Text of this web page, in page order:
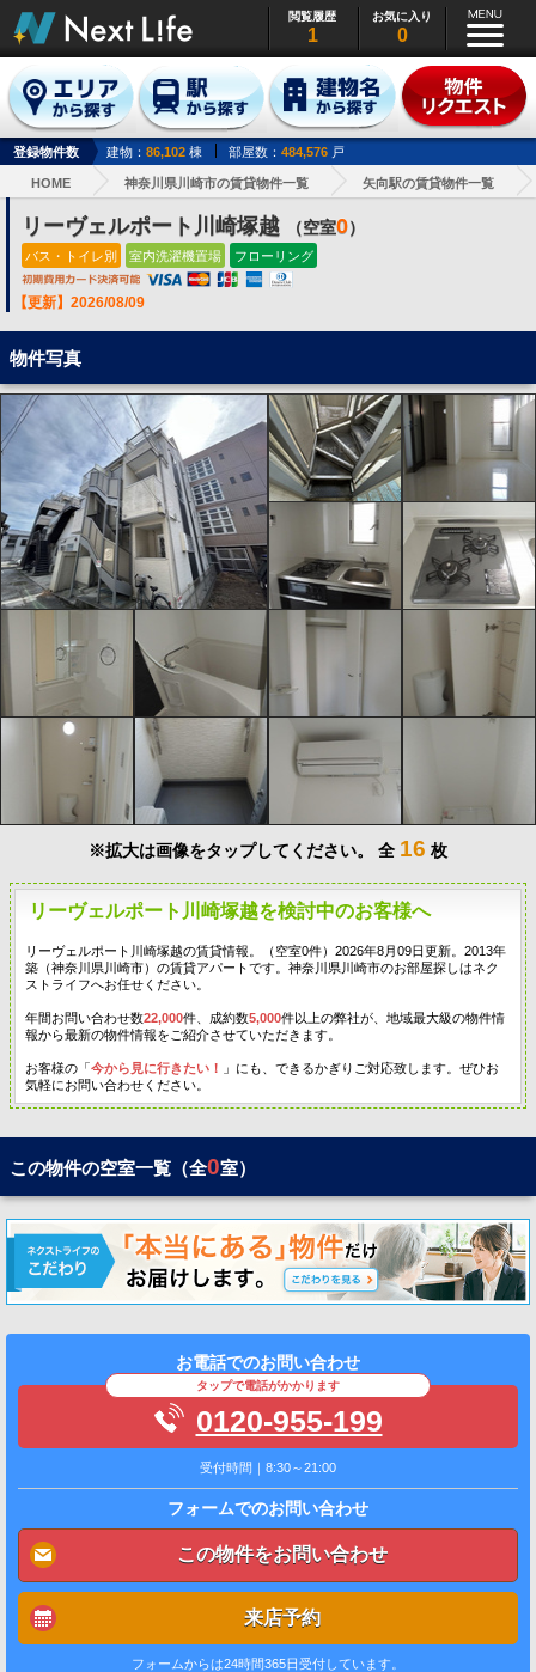
閲覧履歴
1
お気に入り
0
登録物件数 建物： 86,102 棟 部屋数： 484,576 戸
HOME 神奈川県川崎市の賃貸物件一覧 矢向駅の賃貸物件一覧
リーヴェルポート川崎塚越 （空室0）
バス・トイレ別 室内洗濯機置場 フローリング
【更新】2026/08/09
物件写真
※拡大は画像をタップしてください。 全 16 枚
リーヴェルポート川崎塚越を検討中のお客様へ
リーヴェルポート川崎塚越の賃貸情報。（空室0件）2026年8月09日更新。2013年
築（神奈川県川崎市）の賃貸アパートです。神奈川県川崎市のお部屋探しはネク
ストライフへお任せください。
年間お問い合わせ数22,000件、成約数5,000件以上の弊社が、地域最大級の物件情
報から最新の物件情報をご紹介させていただきます。
お客様の「今から見に行きたい！
」にも、できるかぎりご対応致します。ぜひお
気軽にお問い合わせください。
この物件の空室一覧（全0室）
お電話でのお問い合わせ
タップで電話がかかります
0120-955-199
受付時間｜8:30～21:00
フォームでのお問い合わせ
この物件をお問い合わせ
来店予約
フォームからは24時間365日受付しています。